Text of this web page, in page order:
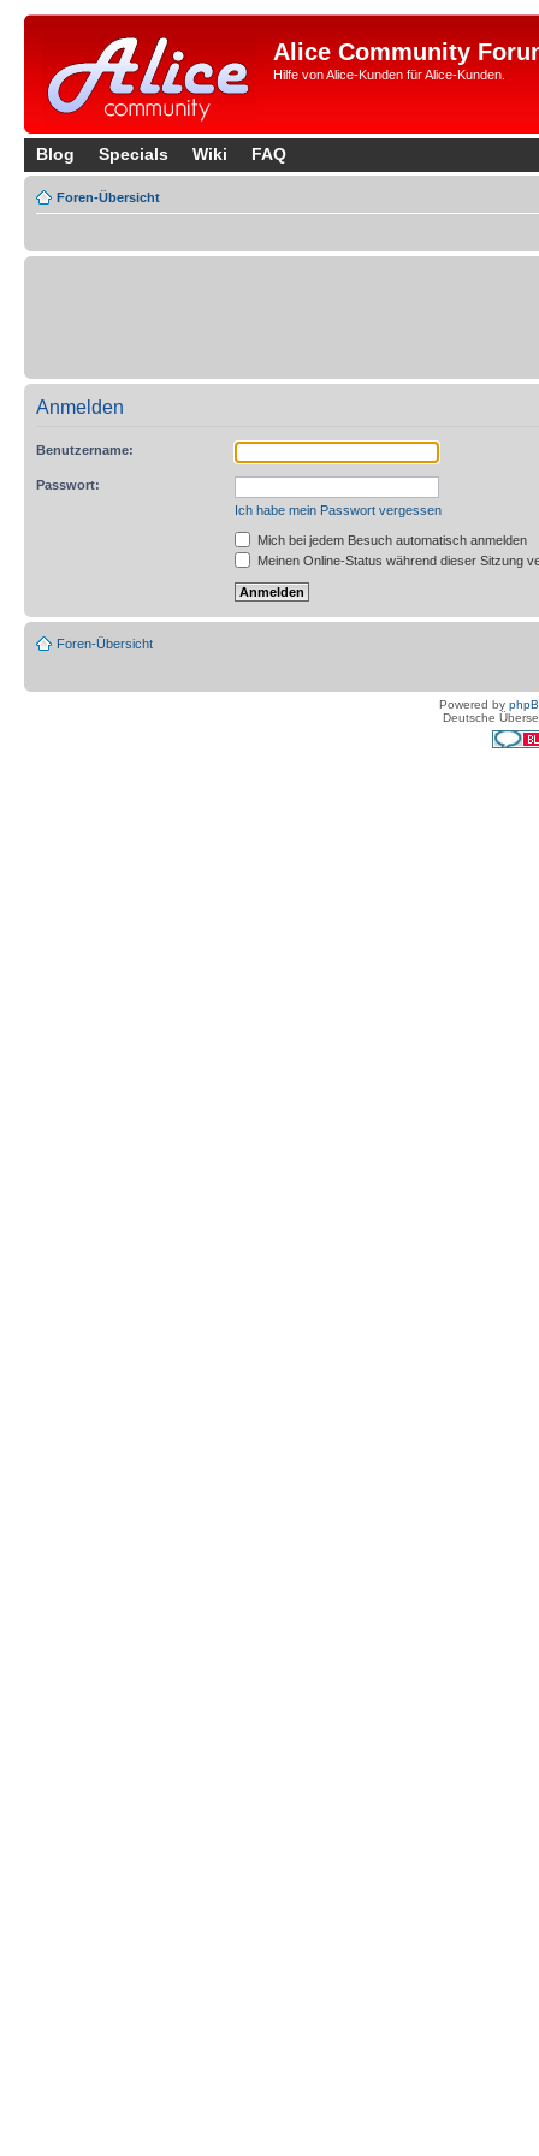
Alice Community
Hilfe von Alice-Kunden für Alice-Kunden.
Blog Specials Wiki FAQ
Foren-Übersicht
Anmelden
Benutzername:
Passwort:
Ich habe mein Passwort vergessen
Mich bei jedem Besuch automatisch anmelden
Meinen Online-Status während dieser Sitzung
Foren-Übersicht
Powered by
Deutsche